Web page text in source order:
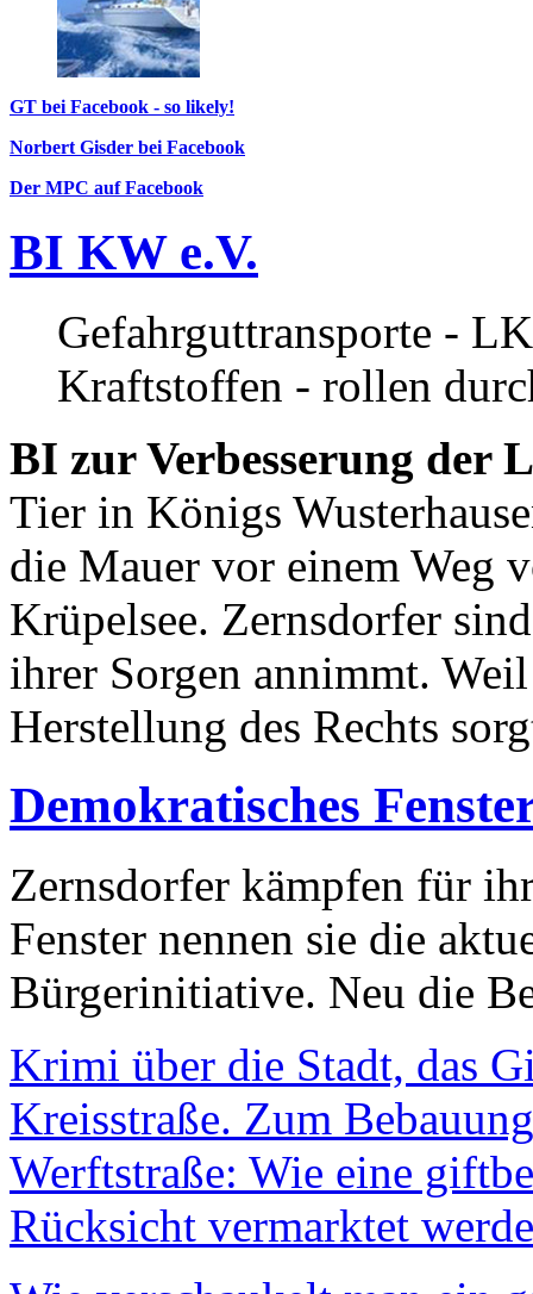
GT bei Facebook - so likely!
Norbert Gisder bei Facebook
Der MPC auf Facebook
BI KW e.V.
Gefahrguttransporte -
Kraftstoffen - rollen
BI zur Verbesserung der
Tier in Königs
die Mauer vor einem Weg
Krüpelsee. Zernsdorfer
ihrer Sorgen annimmt.
Herstellung des Rechts
Demokratisches
Zernsdorfer kämpfen für
Fenster nennen sie die
Bürgerinitiative. Neu die
Krimi über die Stadt, das
Kreisstraße. Zum
Werftstraße: Wie eine
Rücksicht vermarktet